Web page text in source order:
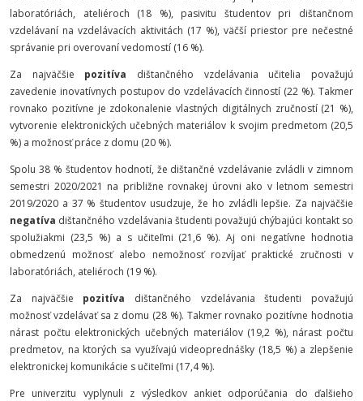
laboratóriách, ateliéroch (18 %), pasivitu študentov pri dištančnom
vzdelávaní na vzdelávacích aktivitách (17 %), väčší priestor pre nečestné
správanie pri overovaní vedomostí (16 %).
Za najväčšie pozitíva dištančného vzdelávania učitelia považujú
zavedenie inovatívnych postupov do vzdelávacích činností (22 %). Takmer
rovnako pozitívne je zdokonalenie vlastných digitálnych zručností (21 %),
vytvorenie elektronických učebných materiálov k svojim predmetom (20,5
%) a možnosť práce z domu (20 %).
Spolu 38 % študentov hodnotí, že dištančné vzdelávanie zvládli v zimnom
semestri 2020/2021 na približne rovnakej úrovni ako v letnom semestri
2019/2020 a 37 % študentov usudzuje, že ho zvládli lepšie. Za najväčšie
negatíva dištančného vzdelávania študenti považujú chýbajúci kontakt so
spolužiakmi (23,5 %) a s učiteľmi (21,6 %). Aj oni negatívne hodnotia
obmedzenú možnosť alebo nemožnosť rozvíjať praktické zručnosti v
laboratóriách, ateliéroch (19 %).
Za najväčšie pozitíva dištančného vzdelávania študenti považujú
možnosť vzdelávať sa z domu (28 %). Takmer rovnako pozitívne hodnotia
nárast počtu elektronických učebných materiálov (19,2 %), nárast počtu
predmetov, na ktorých sa využívajú videoprednášky (18,5 %) a zlepšenie
elektronickej komunikácie s učiteľmi (17,4 %).
Pre univerzitu vyplynuli z výsledkov ankiet odporúčania do ďalšieho